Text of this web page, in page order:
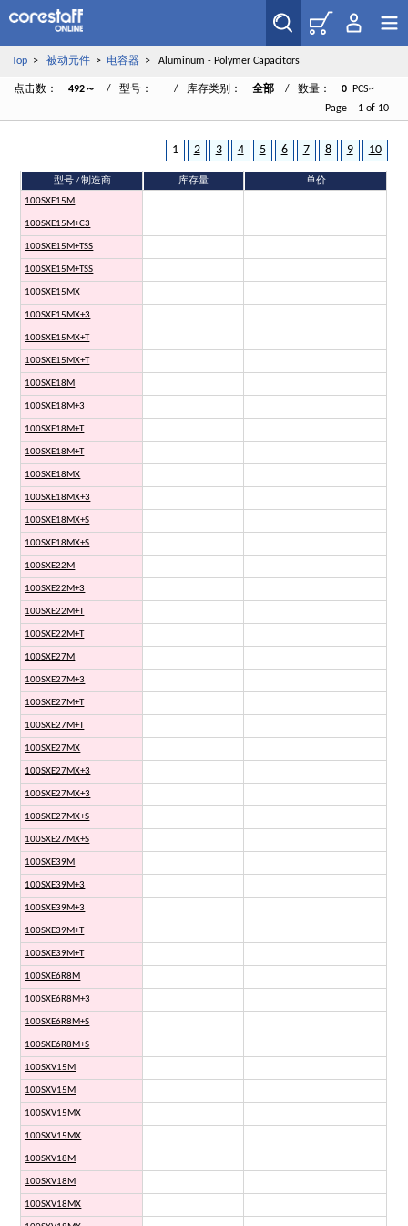
Top> 被动元件> 电容器> Aluminum - Polymer Capacitors
点击数： 492～ / 型号： / 库存类别： 全部 / 数量： 0
PCS~
Page 1 of 10
1 2 3 4 5 6 7 8 9 10
型号 / 制造商 库存量
单价
100SXE15M
100SXE15M+C3
100SXE15M+TSS
100SXE15M+TSS
100SXE15MX
100SXE15MX+3
100SXE15MX+T
100SXE15MX+T
100SXE18M
100SXE18M+3
100SXE18M+T
100SXE18M+T
100SXE18MX
100SXE18MX+3
100SXE18MX+S
100SXE18MX+S
100SXE22M
100SXE22M+3
100SXE22M+T
100SXE22M+T
100SXE27M
100SXE27M+3
100SXE27M+T
100SXE27M+T
100SXE27MX
100SXE27MX+3
100SXE27MX+3
100SXE27MX+S
100SXE27MX+S
100SXE39M
100SXE39M+3
100SXE39M+3
100SXE39M+T
100SXE39M+T
100SXE6R8M
100SXE6R8M+3
100SXE6R8M+S
100SXE6R8M+S
100SXV15M
100SXV15M
100SXV15MX
100SXV15MX
100SXV18M
100SXV18M
100SXV18MX